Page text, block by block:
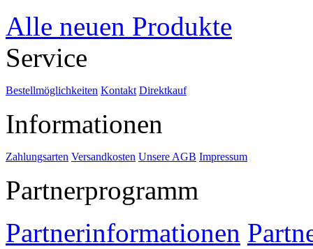
Alle neuen Produkte
Service
Bestellmöglichkeiten Kontakt Direktkauf
Informationen
Zahlungsarten Versandkosten Unsere AGB Impressum
Partnerprogramm
Partnerinformationen